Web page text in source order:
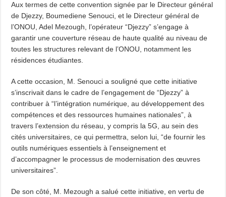
Aux termes de cette convention signée par le Directeur général
de Djezzy, Boumediene Senouci, et le Directeur général de
l’ONOU, Adel Mezough, l’opérateur “Djezzy” s’engage à
garantir une couverture réseau de haute qualité au niveau de
toutes les structures relevant de l’ONOU, notamment les
résidences étudiantes.
A cette occasion, M. Senouci a souligné que cette initiative
s’inscrivait dans le cadre de l’engagement de “Djezzy” à
contribuer à “l’intégration numérique, au développement des
compétences et des ressources humaines nationales”, à
travers l’extension du réseau, y compris la 5G, au sein des
cités universitaires, ce qui permettra, selon lui, “de fournir les
outils numériques essentiels à l’enseignement et
d’accompagner le processus de modernisation des œuvres
universitaires”.
De son côté, M. Mezough a salué cette initiative, en vertu de